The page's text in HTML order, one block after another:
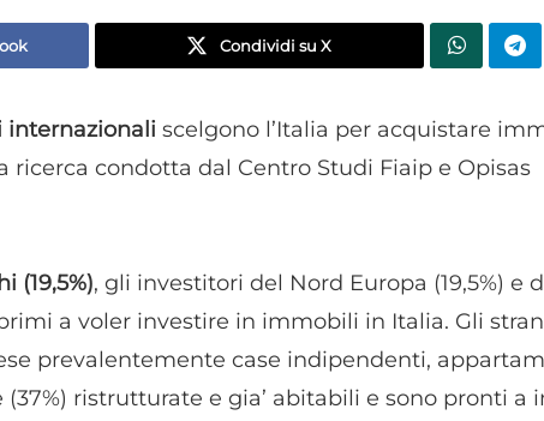
Condividi su X
internazionali scelgono l’Italia per acquistare
ricerca condotta dal Centro Studi Fiaip e Opisas
(19,5%), gli investitori del Nord Europa (19,5%) e
a voler investire in immobili in Italia. Gli
prevalentemente case indipendenti,
(37%) ristrutturate e gia’ abitabili e sono pronti a